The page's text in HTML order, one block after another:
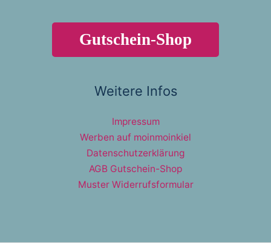
Gutschein-Shop
Weitere Infos
Impressum
Werben auf moinmoinkiel
Datenschutzerklärung
AGB Gutschein-Shop
Muster Widerrufsformular